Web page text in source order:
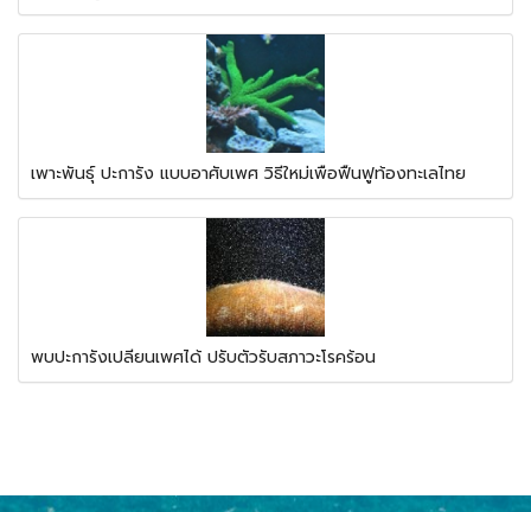
เพาะพันธุ์ ปะการัง แบบอาศับเพศ วิธีใหม่เพื่อฟื้นฟูท้องทะเลไทย
พบปะการังเปลี่ยนเพศได้ ปรับตัวรับสภาวะโรคร้อน